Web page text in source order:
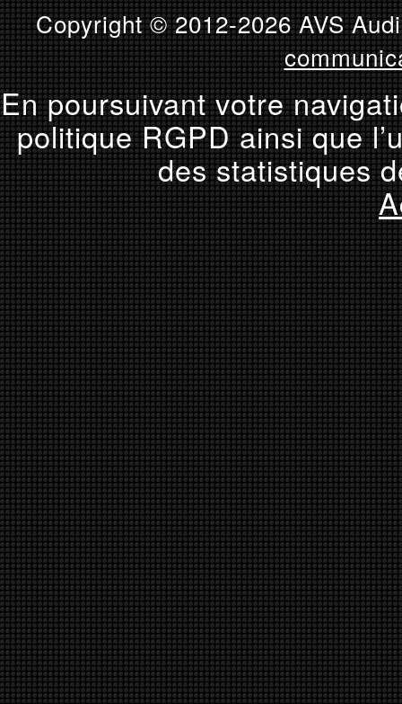
Copyright © 2012-2026 AVS
En poursuivant votre
politique RGPD ainsi que
des statistiques